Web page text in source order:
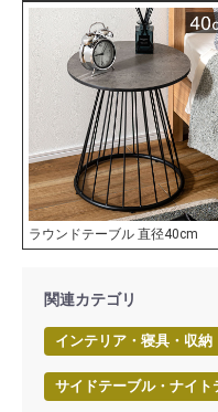
ラウンドテーブル 直径40cm
関連カテゴリ
インテリア・寝具・収納
サイドテーブル・ナイト